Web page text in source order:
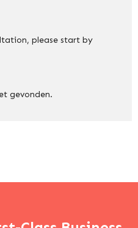
please start by
gevonden.